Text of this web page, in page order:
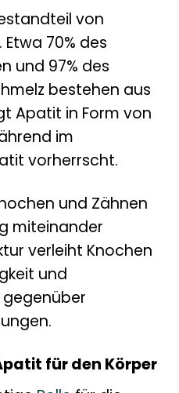
von
70% des
und 97% des
bestehen aus
Apatit in Form von
im
vorherrscht.
und Zähnen
miteinander
verleiht Knochen
und
für den Körper